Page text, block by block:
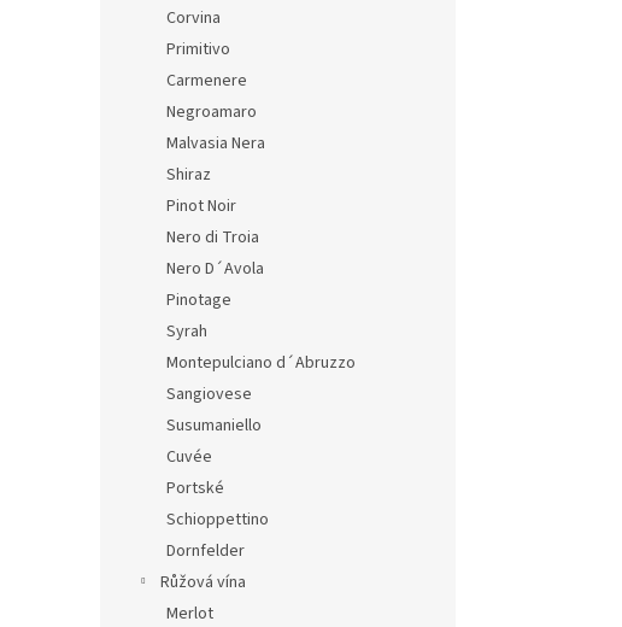
Corvina
Primitivo
Carmenere
Negroamaro
Malvasia Nera
Shiraz
Pinot Noir
Nero di Troia
Nero D´Avola
Pinotage
Syrah
Montepulciano d´Abruzzo
Sangiovese
Susumaniello
Cuvée
Portské
Schioppettino
Dornfelder
Růžová vína
Merlot